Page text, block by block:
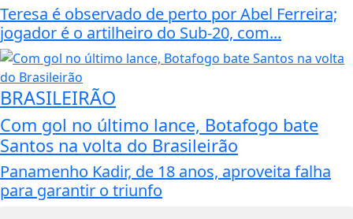
Teresa é observado de perto por Abel Ferreira;
jogador é o artilheiro do Sub-20, com...
BRASILEIRÃO
Com gol no último lance, Botafogo bate
Santos na volta do Brasileirão
Panamenho Kadir, de 18 anos, aproveita falha
para garantir o triunfo